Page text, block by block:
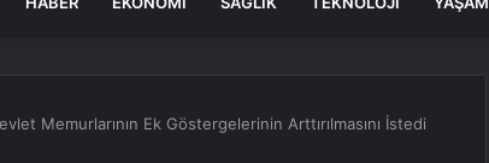
Memurlarının Ek Göstergelerinin Arttırılmasını İstedi